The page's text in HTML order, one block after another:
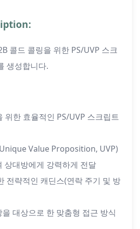
콜드 콜링을 위한 PS/UVP 스크
생성합니다.
위한 효율적인 PS/UVP 스크립트
Value Proposition, UVP)
상대방에게 강력하게 전달
전략적인 캐딘스(연락 주기 및 방
대상으로 한 맞춤형 접근 방식